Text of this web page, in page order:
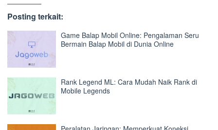
Posting terkait:
Game Balap Mobil Online: Pengalaman Seru
Bermain Balap Mobil di Dunia Online
Rank Legend ML: Cara Mudah Naik Rank di
Mobile Legends